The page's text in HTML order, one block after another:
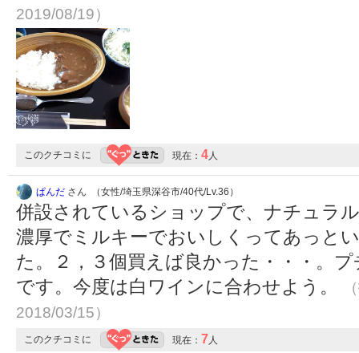
2019/08/19）
このクチコミに 現在： 4人
ぱんだ さん （女性/埼玉県深谷市/40代/Lv.36）
併設されているショップで、ナチュラ
濃厚でミルキーでおいしくってあっと
た。２，３個買えば良かった・・・。
です。今度は白ワインに合わせよう。
2018/03/15）
このクチコミに 現在： 7人